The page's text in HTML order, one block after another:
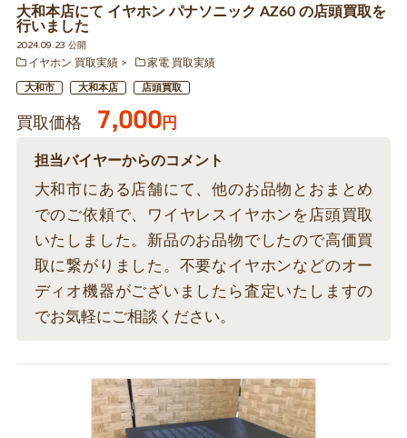
大和本店にて イヤホン パナソニック AZ60 の店頭買取を
行いました
2024.09.23 公開
イヤホン 買取実績
家電 買取実績
大和市 大和本店 店頭買取
買取価格 7,000円
担当バイヤーからのコメント
大和市にある店舗にて、他のお品物とおまとめ
でのご依頼で、ワイヤレスイヤホンを店頭買取
いたしました。新品のお品物でしたので高価買
取に繋がりました。不要なイヤホンなどのオー
ディオ機器がございましたら査定いたしますの
でお気軽にご相談ください。